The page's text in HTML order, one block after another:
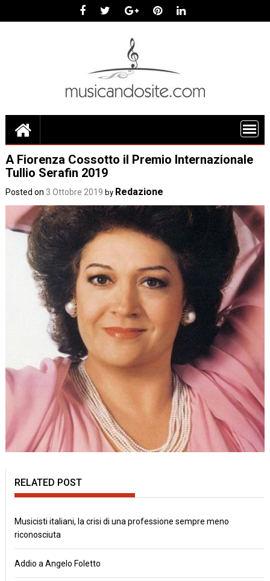
A Fiorenza Cossotto il Premio Internazionale
Tullio Serafin 2019
Posted on 3 Ottobre 2019 by Redazione
RELATED POST
Musicisti italiani, la crisi di una professione sempre meno
riconosciuta
Addio a Angelo Foletto